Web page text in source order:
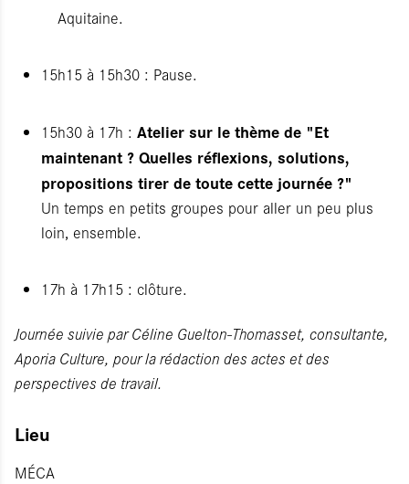
Aquitaine.
15h15 à 15h30 : Pause.
15h30 à 17h : Atelier sur le thème de "Et
maintenant ? Quelles réflexions, solutions,
propositions tirer de toute cette journée ?"
Un temps en petits groupes pour aller un peu plus
loin, ensemble.
17h à 17h15 : clôture.
Journée suivie par Céline Guelton-Thomasset, consultante,
Aporia Culture, pour la rédaction des actes et des
perspectives de travail.
Lieu
MÉCA